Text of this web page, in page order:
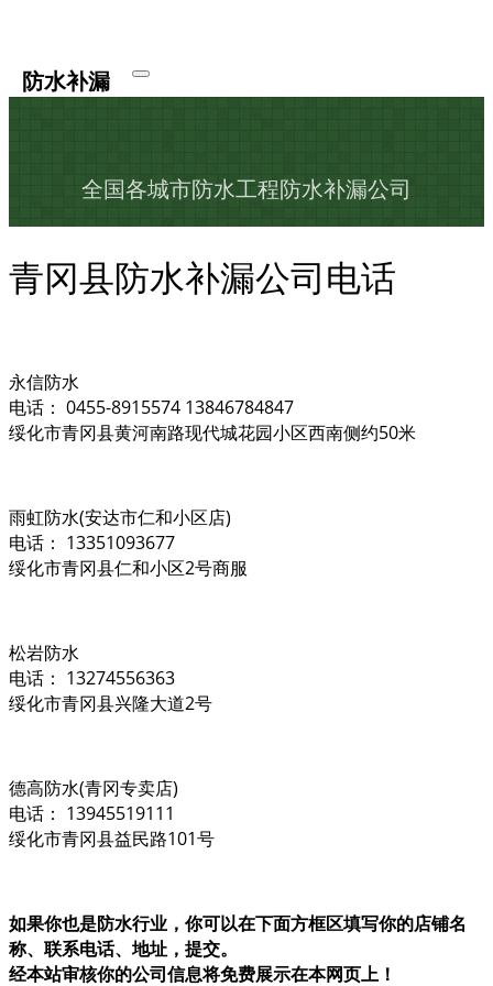
防水补漏
全国各城市防水工程防水补漏公司
青冈县防水补漏公司电话
永信防水
电话： 0455-8915574 13846784847
绥化市青冈县黄河南路现代城花园小区西南侧约50米
雨虹防水(安达市仁和小区店)
电话： 13351093677
绥化市青冈县仁和小区2号商服
松岩防水
电话： 13274556363
绥化市青冈县兴隆大道2号
德高防水(青冈专卖店)
电话： 13945519111
绥化市青冈县益民路101号
如果你也是防水行业，你可以在下面方框区填写你的店铺名
称、联系电话、地址，提交。
经本站审核你的公司信息将免费展示在本网页上！